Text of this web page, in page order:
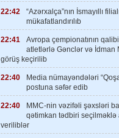
22:42
“Azərxalça”nın İsmayıllı
mükafatlandırılıb
22:41
Avropa çempionatının
atletlərlə Gənclər və İdman
görüş keçirilib
22:40
Media nümayəndələri
postuna səfər edib
22:40
MMC-nin vəzifəli şəxsləri
qətimkan tədbiri seçilməklə
veriliblər